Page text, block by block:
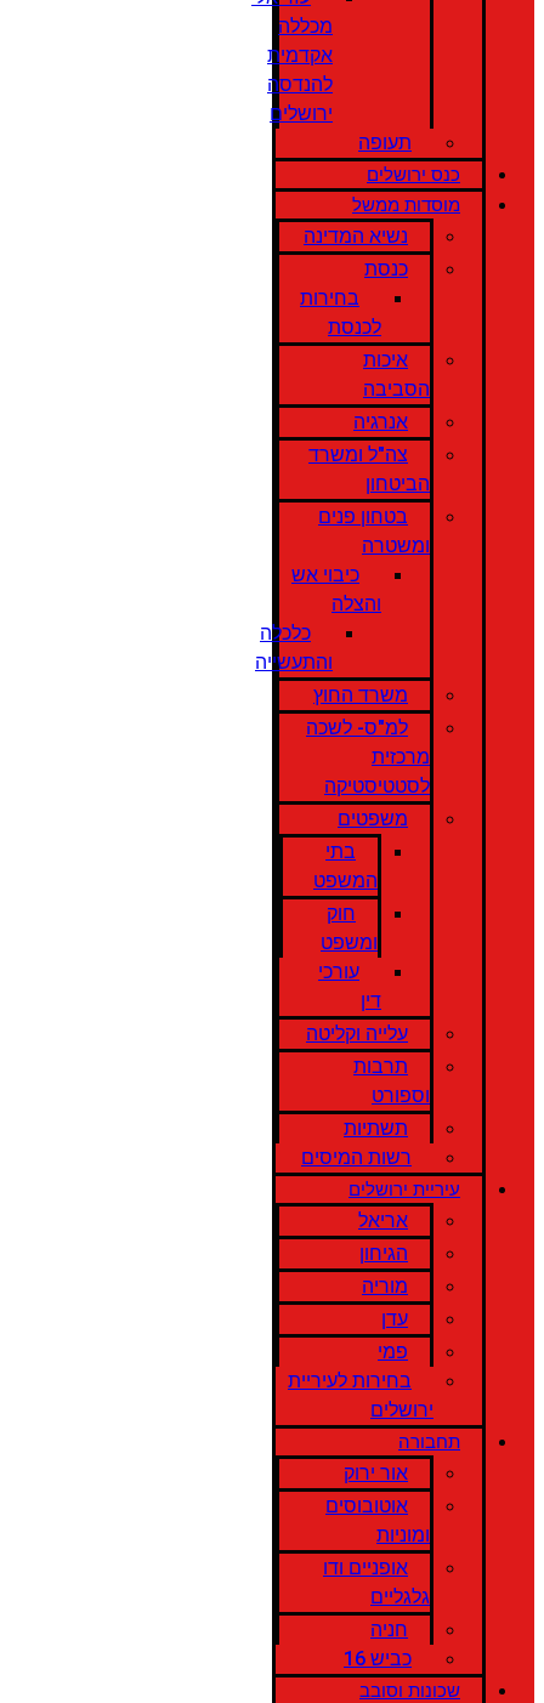
מכללה
אקדמית
להנדסה
ירושלים
תעופה
כנס ירושלים
מוסדות ממשל
נשיא המדינה
כנסת
בחירות
לכנסת
איכות
הסביבה
אנרגיה
צה"ל ומשרד
הביטחון
בטחון פנים
ומשטרה
כיבוי אש
והצלה
כלכלה
והתעשייה
משרד החוץ
למ"ס- לשכה
מרכזית
לסטטיסטיקה
משפטים
בתי
המשפט
חוק
ומשפט
עורכי
דין
עלייה וקליטה
תרבות
וספורט
תשתיות
רשות המיסים
עיריית ירושלים
אריאל
הגיחון
מוריה
עדן
פמי
בחירות לעיריית
ירושלים
תחבורה
אור ירוק
אוטובוסים
ומוניות
אופניים ודו
גלגליים
חניה
כביש 16
שכונות וסובב